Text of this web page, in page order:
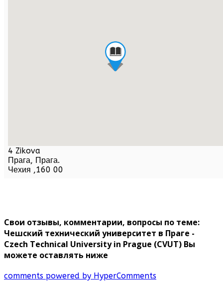
4 Zikova
Прага, Прага.
Чехия ,160 00
Свои отзывы, комментарии, вопросы по теме:
Чешский технический университет в Праге -
Czech Technical University in Prague (CVUT) Вы
можете оставлять ниже
comments powered by HyperComments